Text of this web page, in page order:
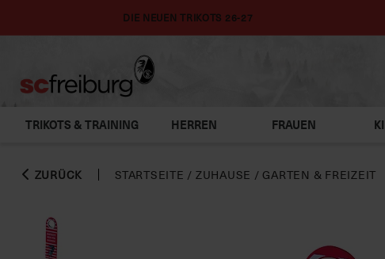
DIE NEUEN TRIKOTS 26-27
TRIKOTS & TRAINING HERREN FRAUEN
ZURÜCK STARTSEITE / ZUHAUSE / GARTEN & FREIZEIT